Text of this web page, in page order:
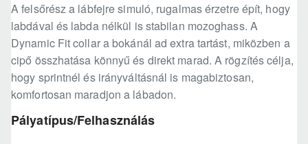
A felsőrész a lábfejre simuló, rugalmas érzetre épít, hogy
labdával és labda nélkül is stabilan mozoghass. A
Dynamic Fit collar a bokánál ad extra tartást, miközben a
cipő összhatása könnyű és direkt marad. A rögzítés célja,
hogy sprintnél és irányváltásnál is magabiztosan,
komfortosan maradjon a lábadon.
Pályatípus/Felhasználás